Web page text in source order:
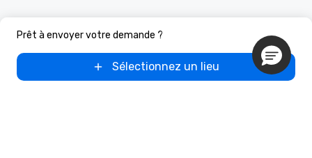
Prêt à envoyer votre demande ?
Sélectionnez un lieu